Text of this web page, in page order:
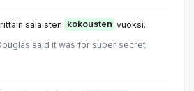
salaisten kokousten vuoksi.
said it was for super secret